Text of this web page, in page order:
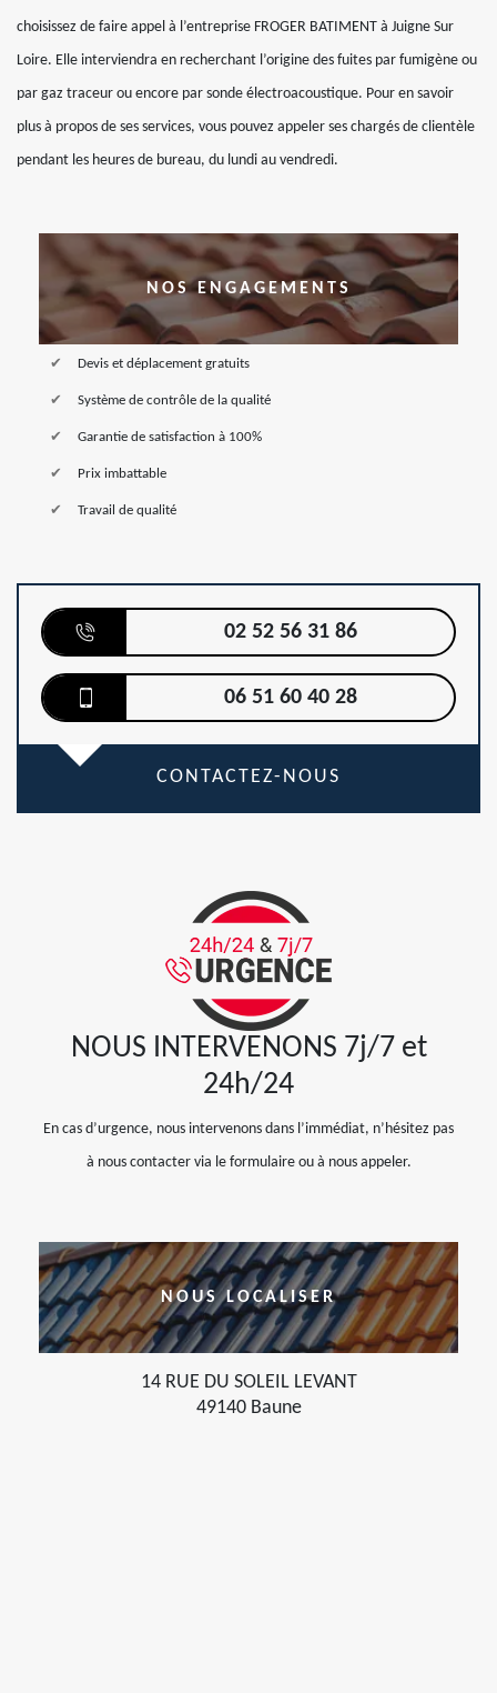
choisissez de faire appel à l’entreprise FROGER BATIMENT à Juigne Sur
Loire. Elle interviendra en recherchant l’origine des fuites par fumigène ou
par gaz traceur ou encore par sonde électroacoustique. Pour en savoir
plus à propos de ses services, vous pouvez appeler ses chargés de clientèle
pendant les heures de bureau, du lundi au vendredi.
NOS ENGAGEMENTS
Devis et déplacement gratuits
Système de contrôle de la qualité
Garantie de satisfaction à 100%
Prix imbattable
Travail de qualité
02 52 56 31 86
06 51 60 40 28
CONTACTEZ-NOUS
NOUS INTERVENONS 7j/7 et
24h/24
En cas d’urgence, nous intervenons dans l’immédiat, n’hésitez pas
à nous contacter via le formulaire ou à nous appeler.
NOUS LOCALISER
14 RUE DU SOLEIL LEVANT
49140 Baune